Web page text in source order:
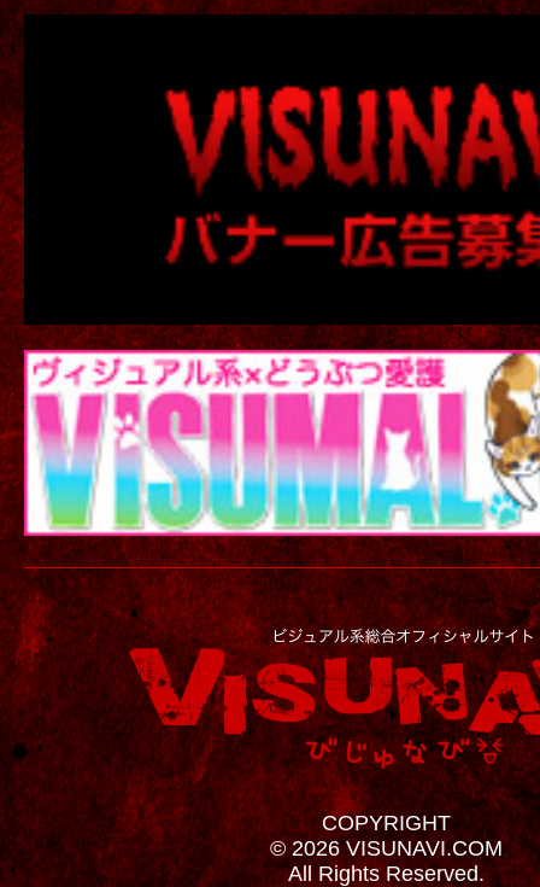
COPYRIGHT
© 2026 VISUNAVI.COM
All Rights Reserved.